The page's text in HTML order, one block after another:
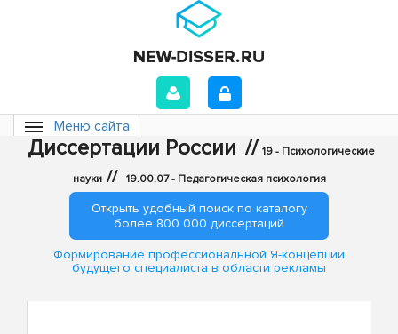
Меню сайта
Диссертации России // 19 - Психологические
науки // 19.00.07 - Педагогическая психология
Открыть удобный поиск по каталогу
более 800 000 диссертаций
Формирование профессиональной Я-концепции
будущего специалиста в области рекламы